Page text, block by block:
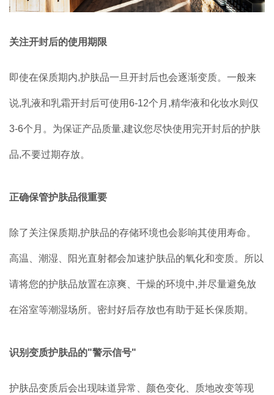
关注开封后的使用期限
即使在保质期内,护肤品一旦开封后也会逐渐变质。一般来
说,乳液和乳霜开封后可使用6-12个月,精华液和化妆水则仅
3-6个月。为保证产品质量,建议您尽快使用完开封后的护肤
品,不要过期存放。
正确保管护肤品很重要
除了关注保质期,护肤品的存储环境也会影响其使用寿命。
高温、潮湿、阳光直射都会加速护肤品的氧化和变质。所以
请将您的护肤品放置在凉爽、干燥的环境中,并尽量避免放
在浴室等潮湿场所。密封好后存放也有助于延长保质期。
识别变质护肤品的"警示信号"
护肤品变质后会出现味道异常、颜色变化、质地改变等现